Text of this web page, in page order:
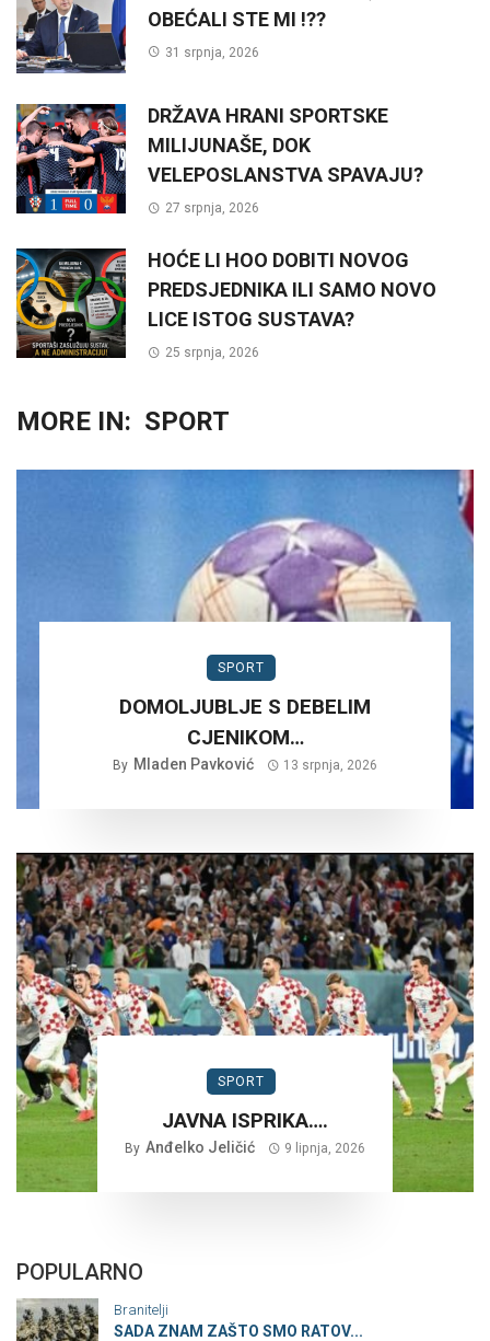
OBEĆALI STE MI !??
31 srpnja, 2026
DRŽAVA HRANI SPORTSKE
MILIJUNAŠE, DOK
VELEPOSLANSTVA SPAVAJU?
27 srpnja, 2026
HOĆE LI HOO DOBITI NOVOG
PREDSJEDNIKA ILI SAMO NOVO
LICE ISTOG SUSTAVA?
25 srpnja, 2026
MORE IN: SPORT
SPORT
DOMOLJUBLJE S DEBELIM
CJENIKOM…
By Mladen Pavković 13 srpnja, 2026
SPORT
JAVNA ISPRIKA….
By Anđelko Jeličić 9 lipnja, 2026
POPULARNO
Branitelji
SADA ZNAM ZAŠTO SMO RATOV...